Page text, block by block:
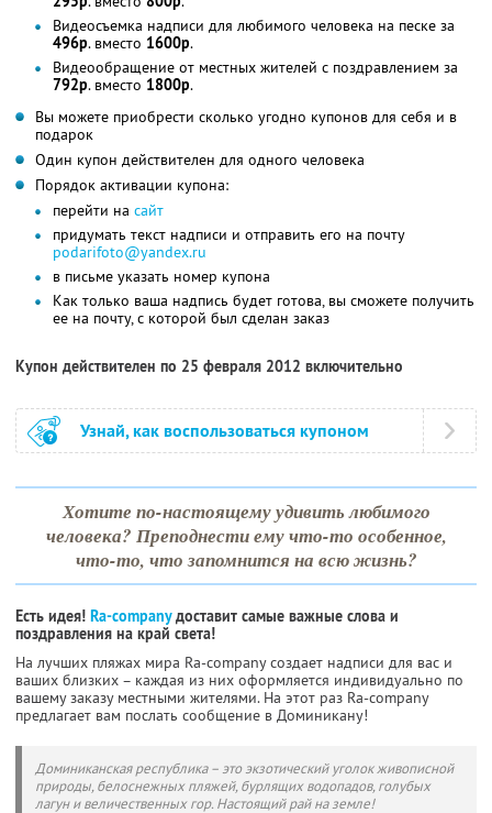
Видеосъемка надписи для любимого человека на песке за
496р. вместо 1600р.
Видеообращение от местных жителей с поздравлением за
792р. вместо 1800р.
Вы можете приобрести сколько угодно купонов для себя и в
подарок
Один купон действителен для одного человека
Порядок активации купона:
перейти на сайт
придумать текст надписи и отправить его на почту
podarifoto@yandex.ru
в письме указать номер купона
Как только ваша надпись будет готова, вы сможете получить
ее на почту, с которой был сделан заказ
Купон действителен по 25 февраля 2012 включительно
Узнай, как воспользоваться купоном
Хотите по-настоящему удивить любимого
человека? Преподнести ему что-то особенное,
что-то, что запомнится на всю жизнь?
Есть идея! Ra-companyдоставит самые важные слова и
поздравления на край света!
На лучших пляжах мира Ra-company создает надписи для вас и
ваших близких – каждая из них оформляется индивидуально по
вашему заказу местными жителями. На этот раз Ra-company
предлагает вам послать сообщение в Доминикану!
Доминиканская республика – это экзотический уголок живописной
природы, белоснежных пляжей, бурлящих водопадов, голубых
лагун и величественных гор. Настоящий рай на земле!